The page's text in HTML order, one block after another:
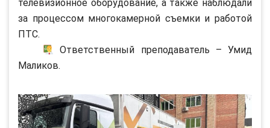
телевизионное оборудование, а также наблюдали
за процессом многокамерной съемки и работой
ПТС.
Ответственный преподаватель – Умид
Маликов.